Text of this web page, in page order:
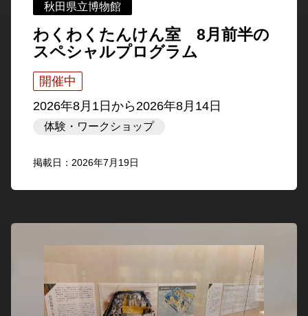
秋田県立博物館
わくわくたんけん室 8月前半の
スペシャルプログラム
開催中
2026年8月1日 から2026年8月14日
体験・ワークショップ
掲載日：2026年7月19日